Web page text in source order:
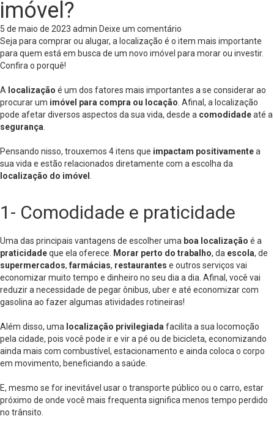
imóvel?
5 de maio de 2023 admin Deixe um comentário
Seja para comprar ou alugar, a localização é o item mais importante
para quem está em busca de um novo imóvel para morar ou investir.
Confira o porquê!
A localização é um dos fatores mais importantes a se considerar ao
procurar um imóvel para compra ou locação . Afinal, a localização
pode afetar diversos aspectos da sua vida, desde a comodidadeaté a
segurança
Pensando nisso, trouxemos 4 itens que impactam positivamentea
sua vida e estão relacionados diretamente com a escolha da
localização do imóvel
1- Comodidade e praticidade
Uma das principais vantagens de escolher uma boa localização é a
praticidadeque ela oferece. Morar perto do trabalho, da escola, de
supermercados, farmácias, restaurantes e outros serviços vai
economizar muito tempo e dinheiro no seu dia a dia. Afinal, você vai
reduzir a necessidade de pegar ônibus, uber e até economizar com
gasolina ao fazer algumas atividades rotineiras!
Além disso, uma localização privilegiada facilita a sua locomoção
pela cidade, pois você pode ir e vir a pé ou de bicicleta, economizando
ainda mais com combustível, estacionamento e ainda coloca o corpo
em movimento, beneficiando a saúde.
E, mesmo se for inevitável usar o transporte público ou o carro, estar
próximo de onde você mais frequenta significa menos tempo perdido
no trânsito.